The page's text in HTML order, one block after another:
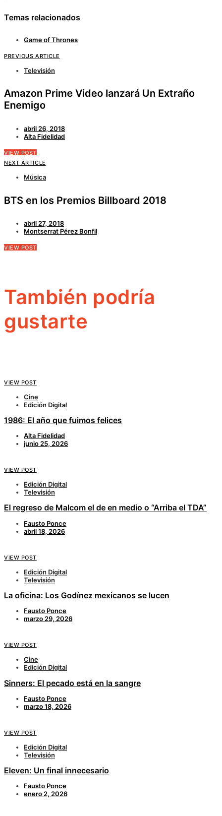
Temas relacionados
Game of Thrones
PREVIOUS ARTICLE
Televisión
Amazon Prime Video lanzará Un Extraño
Enemigo
abril 26, 2018
Alta Fidelidad
VIEW POST
NEXT ARTICLE
Música
BTS en los Premios Billboard 2018
abril 27, 2018
Montserrat Pérez Bonfil
VIEW POST
También podría
gustarte
VIEW POST
Cine
Edición Digital
1986: El año que fuimos felices
Alta Fidelidad
junio 25, 2026
VIEW POST
Edición Digital
Televisión
El regreso de Malcom el de en medio o “Arriba el TDA”
Fausto Ponce
abril 18, 2026
VIEW POST
Edición Digital
Televisión
La oficina: Los Godínez mexicanos se lucen
Fausto Ponce
marzo 29, 2026
VIEW POST
Cine
Edición Digital
Sinners: El pecado está en la sangre
Fausto Ponce
marzo 18, 2026
VIEW POST
Edición Digital
Televisión
Eleven: Un final innecesario
Fausto Ponce
enero 2, 2026